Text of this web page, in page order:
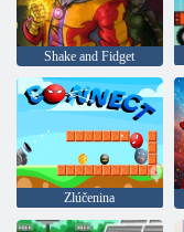
Shake and Fidget
Zlúčenina